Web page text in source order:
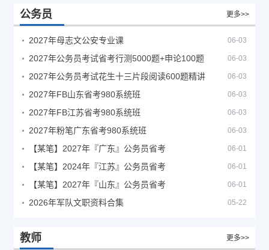
公务员 更多>>
2027年母志文公安专业课 06-03
2027年公务员考试省考行测5000题+申论100题 06-03
2027年公务员考试花生十三片段阅读600题精讲 06-03
2027年FB山东省考980系统班 06-03
2027年FB江苏省考980系统班 06-03
2027年粉笔广东省考980系统班 06-03
【某笔】2027年『广东』公务员省考 06-01
【某笔】2024年『江苏』公务员省考 06-01
【某笔】2027年『山东』公务员省考 06-01
2026年军队文职资料合集 05-22
教师 更多>>